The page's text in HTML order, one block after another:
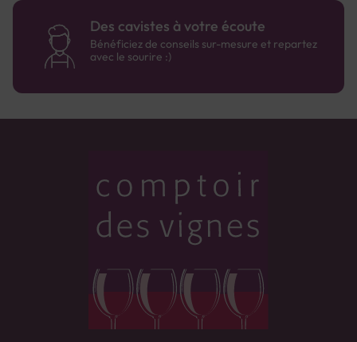
Des cavistes à votre écoute
Bénéficiez de conseils sur-mesure et repartez
avec le sourire :)